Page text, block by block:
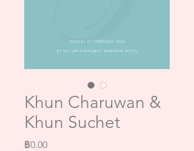
Khun Charuwan &
Khun Suchet
฿0.00ราคา